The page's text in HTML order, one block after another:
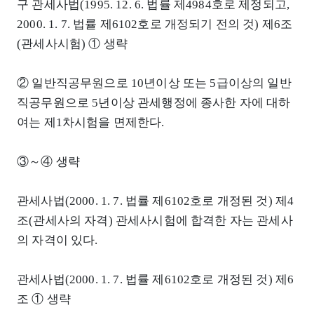
구 관세사법(1995. 12. 6. 법률 제4984호로 제정되고,
2000. 1. 7. 법률 제6102호로 개정되기 전의 것) 제6조
(관세사시험) ① 생략
② 일반직공무원으로 10년이상 또는 5급이상의 일반
직공무원으로 5년이상 관세행정에 종사한 자에 대하
여는 제1차시험을 면제한다.
③～④ 생략
관세사법(2000. 1. 7. 법률 제6102호로 개정된 것) 제4
조(관세사의 자격) 관세사시험에 합격한 자는 관세사
의 자격이 있다.
관세사법(2000. 1. 7. 법률 제6102호로 개정된 것) 제6
조 ① 생략